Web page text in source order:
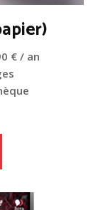
€ / an